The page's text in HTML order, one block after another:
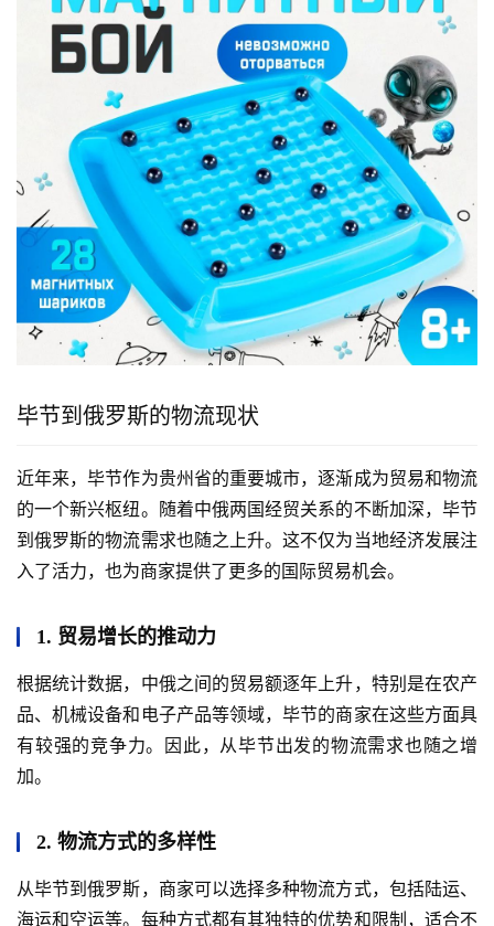
毕节到俄罗斯的物流现状
近年来，毕节作为贵州省的重要城市，逐渐成为贸易和物流
的一个新兴枢纽。随着中俄两国经贸关系的不断加深，毕节
到俄罗斯的物流需求也随之上升。这不仅为当地经济发展注
入了活力，也为商家提供了更多的国际贸易机会。
1. 贸易增长的推动力
根据统计数据，中俄之间的贸易额逐年上升，特别是在农产
品、机械设备和电子产品等领域，毕节的商家在这些方面具
有较强的竞争力。因此，从毕节出发的物流需求也随之增
加。
2. 物流方式的多样性
从毕节到俄罗斯，商家可以选择多种物流方式，包括陆运、
海运和空运等。每种方式都有其独特的优势和限制，适合不